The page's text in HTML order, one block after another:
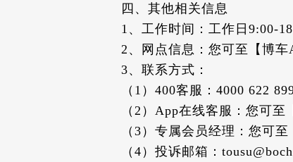
四、其他相关信息
1、工作时间：工作日9:00-
2、网点信息：您可至【博
3、联系方式：
（1）400客服：4000 622
（2）App在线客服：您可
（3）专属会员经理：您可
（4）投诉邮箱：